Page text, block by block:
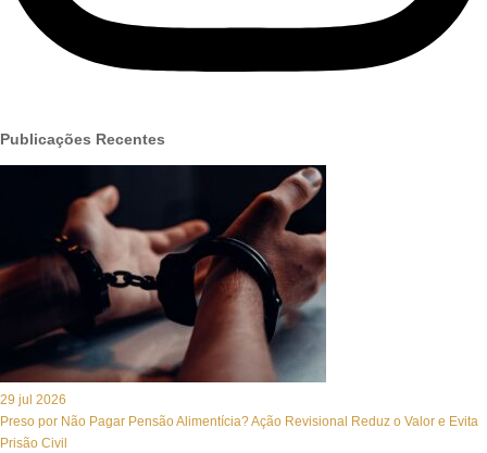
Publicações Recentes
29 jul 2026
Preso por Não Pagar Pensão Alimentícia? Ação Revisional Reduz o Valor e Evita
Prisão Civil